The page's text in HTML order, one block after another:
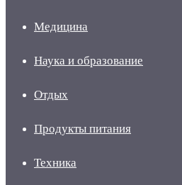
Медицина
Наука и образование
Отдых
Продукты питания
Техника